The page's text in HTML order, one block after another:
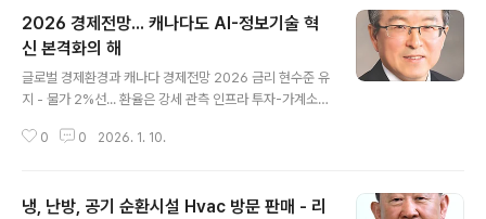
런데 위 2가지 대신에, 자신의 이익을 좀더 확보하겠다는
생각으로 이것도, 저것도 아닌 어정쩡한 방법으로 대처한
다면 크게 후회하게 될 어리석음이 될 수 있다. 사례) 온타
리오주 고등법원의 판결내용을 인용한다. 2024년 5월, G
rant씨는 온타리오주 Tils..
2026 경제전망... 캐나다도 AI-정보기술 혁
신 본격화의 해
글로벌 경제환경과 캐나다 경제전망 2026 금리 현수준 유
지 - 물가 2%선... 환율은 강세 관측 인프라 투자-가계소비
사) 지난해 세계 경제는 러시아–우크라이나 전쟁의 장기화
출범 이후 본격화된 관세전쟁으로 글로벌 공급망이 위축되
0 0 2026. 1. 10.
냉, 난방, 공기 순환시설 Hvac 방문 판매 - 리